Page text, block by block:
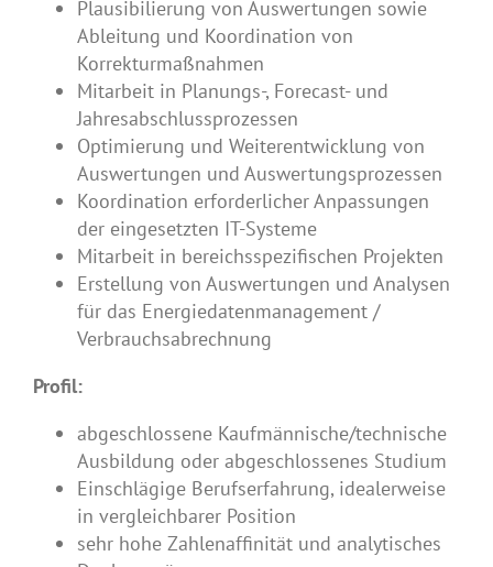
Plausibilierung von Auswertungen sowie
Ableitung und Koordination von
Korrekturmaßnahmen
Mitarbeit in Planungs-, Forecast- und
Jahresabschlussprozessen
Optimierung und Weiterentwicklung von
Auswertungen und Auswertungsprozessen
Koordination erforderlicher Anpassungen
der eingesetzten IT-Systeme
Mitarbeit in bereichsspezifischen Projekten
Erstellung von Auswertungen und Analysen
für das Energiedatenmanagement /
Verbrauchsabrechnung
Profil:
abgeschlossene Kaufmännische/technische
Ausbildung oder abgeschlossenes Studium
Einschlägige Berufserfahrung, idealerweise
in vergleichbarer Position
sehr hohe Zahlenaffinität und analytisches